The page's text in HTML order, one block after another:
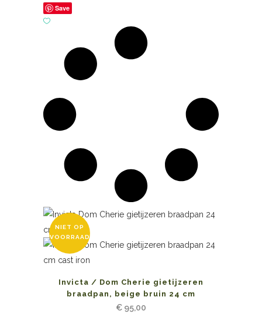
Save
NIET OP
VOORRAAD
Invicta / Dom Cherie gietijzeren
braadpan, beige bruin 24 cm
€ 95,00